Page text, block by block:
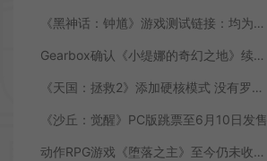
《黑神话：钟馗》游戏测试链接：均为骗子
Gearbox确认《小缇娜的奇幻之地》续作正在开发中
《天国：拯救2》添加硬核模式 没有罗盘和快速旅行
《沙丘：觉醒》PC版跳票至6月10日发售
动作RPG游戏《堕落之主》至今仍未收回成本